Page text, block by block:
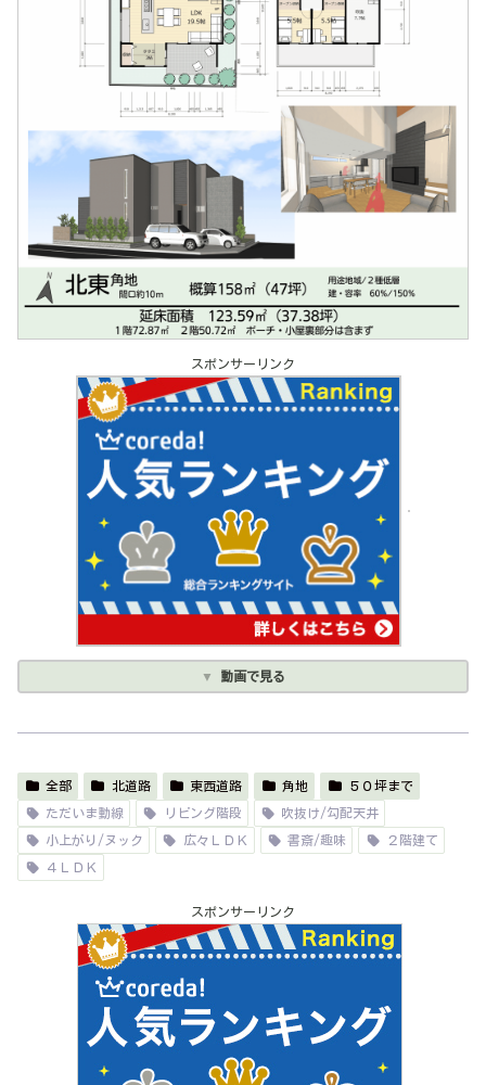
スポンサーリンク
動画で見る
全部 北道路 東西道路 角地 ５０坪まで
ただいま動線 リビング階段 吹抜け/勾配天井
小上がり/ヌック 広々ＬＤＫ 書斎/趣味 ２階建て
４ＬＤＫ
スポンサーリンク